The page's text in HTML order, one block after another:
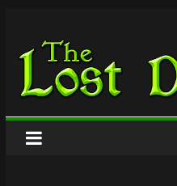
springen
The
Lost
Dungeon